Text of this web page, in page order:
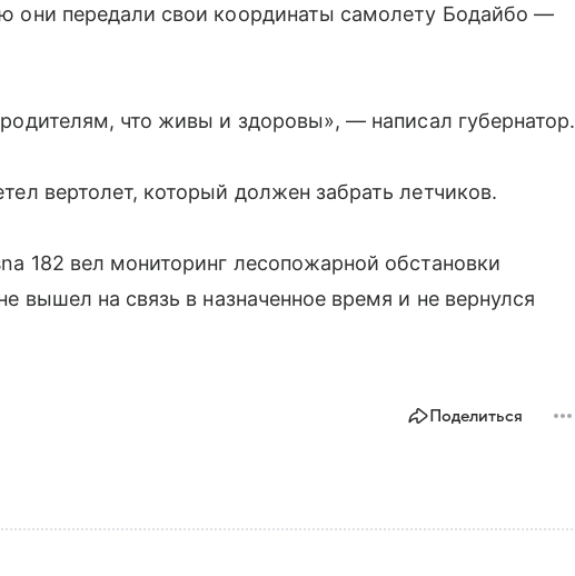
они передали свои координаты самолету Бодайбо —
что живы и здоровы», — написал губернатор.
вертолет, который должен забрать летчиков.
182 вел мониторинг лесопожарной обстановки
вышел на связь в назначенное время и не вернулся
Поделиться